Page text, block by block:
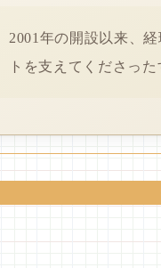
2001年の開設以来、
トを支えてくださっ